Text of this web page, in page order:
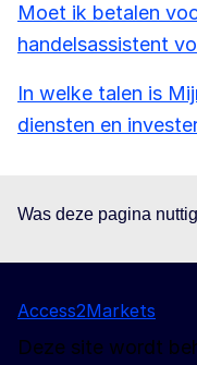
Moet ik betalen
handelsassistent
In welke talen is
diensten en
Was deze pagina
Access2Markets
Deze site wordt